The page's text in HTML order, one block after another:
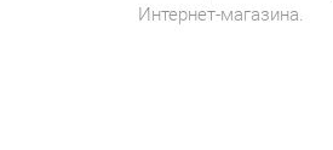
Интернет-магазина.